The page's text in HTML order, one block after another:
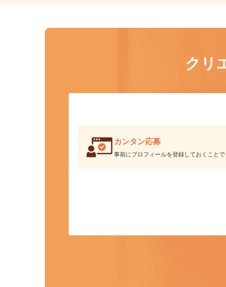
クリ
カンタン応募
事前にプロフィールを登録しておくこと